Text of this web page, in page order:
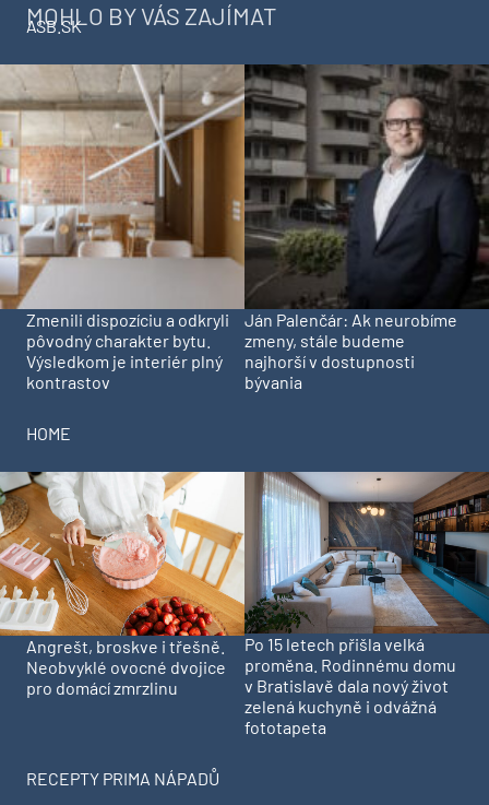
MOHLO BY VÁS ZAJÍMAT
ASB.SK
Zmenili dispozíciu a odkryli
pôvodný charakter bytu.
Výsledkom je interiér plný
kontrastov
Ján Palenčár: Ak neurobíme
zmeny, stále budeme
najhorší v dostupnosti
bývania
HOME
Angrešt, broskve i třešně.
Neobvyklé ovocné dvojice
pro domácí zmrzlinu
Po 15 letech přišla velká
proměna. Rodinnému domu
v Bratislavě dala nový život
zelená kuchyně i odvážná
fototapeta
RECEPTY PRIMA NÁPADŮ